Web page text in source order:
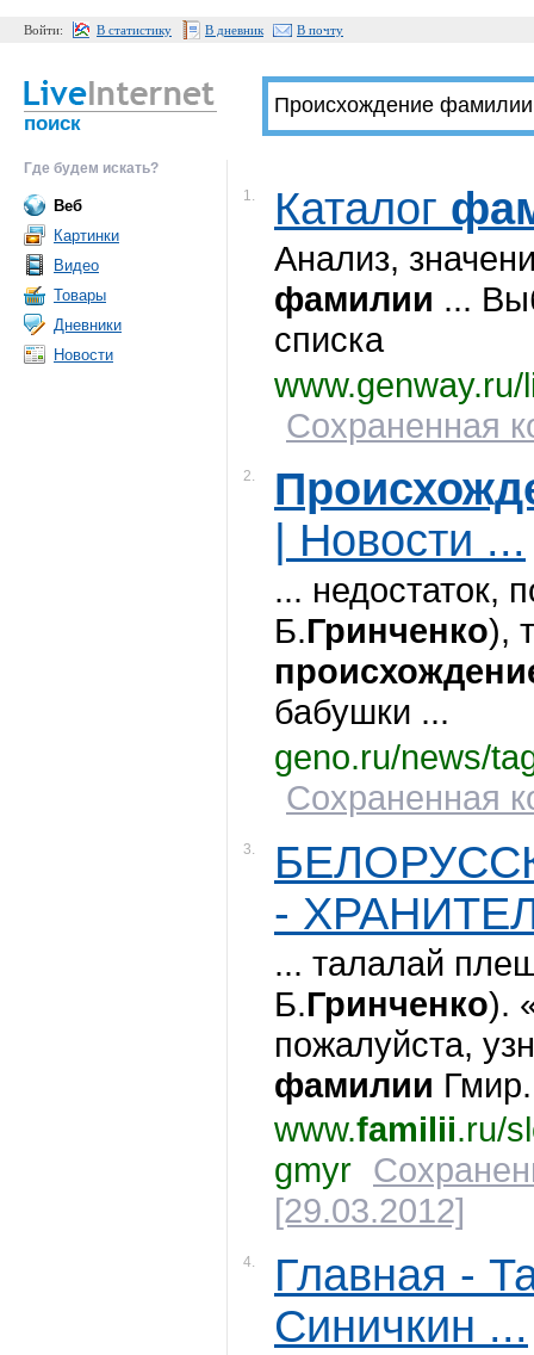
Войти: В статистику В дневник В почту
поиск
Каталог
Анализ,
фамилии ...
списка
www.genway.ru/
Сохраненная
1.
| Новости ...
... недостаток,
Б.Гринченко),
бабушки ...
geno.ru/news/
Сохраненная
2.
-
... талалай
Б.Гринченко).
пожалуйста,
фамилии Гмир.
www.familii.ru/
gmyr
[29.03.2012]
3.
Главная -
Синичкин ...
4.
Где будем искать?
Веб
Картинки
Видео
Товары
Дневники
Новости